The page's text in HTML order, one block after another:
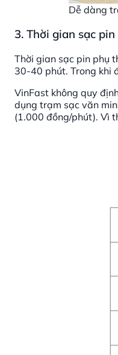
Dễ dàng
3. Thời gian sạc
Thời gian sạc pin phụ
30-40 phút. Trong khi
VinFast không quy
dụng trạm sạc văn
(1.000 đồng/phút). Vì